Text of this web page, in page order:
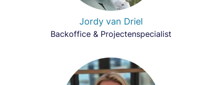
Jordy van Driel
Backoffice & Projectenspecialist